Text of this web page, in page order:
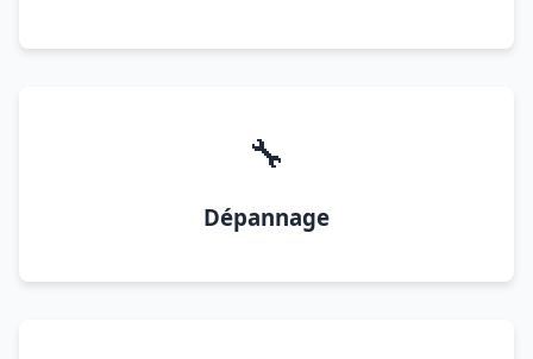
🔧
Dépannage